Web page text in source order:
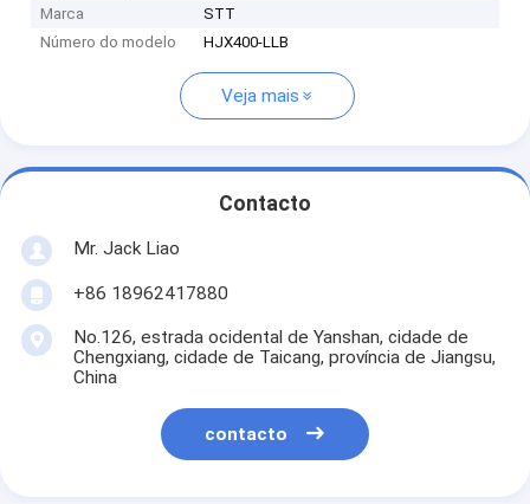
Marca
STT
Número do modelo
HJX400-LLB
Veja mais
Contacto
Mr. Jack Liao
+86 18962417880
No.126, estrada ocidental de Yanshan, cidade de
Chengxiang, cidade de Taicang, província de Jiangsu,
China
contacto